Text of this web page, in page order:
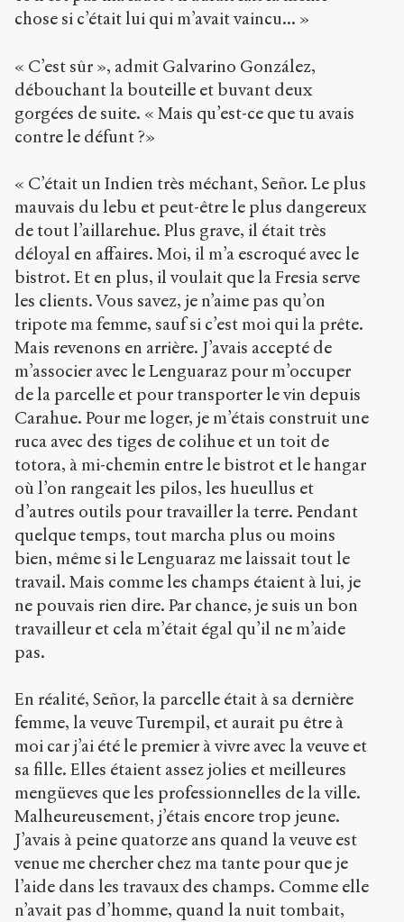
chose si c’était lui qui m’avait vaincu... »
« C’est sûr », admit Galvarino González,
débouchant la bouteille et buvant deux
gorgées de suite. « Mais qu’est-ce que tu avais
contre le défunt ?»
« C’était un Indien très méchant, Señor. Le plus
mauvais du lebu et peut-être le plus dangereux
de tout l’aillarehue. Plus grave, il était très
déloyal en affaires. Moi, il m’a escroqué avec le
bistrot. Et en plus, il voulait que la Fresia serve
les clients. Vous savez, je n’aime pas qu’on
tripote ma femme, sauf si c’est moi qui la prête.
Mais revenons en arrière. J’avais accepté de
m’associer avec le Lenguaraz pour m’occuper
de la parcelle et pour transporter le vin depuis
Carahue. Pour me loger, je m’étais construit une
ruca avec des tiges de colihue et un toit de
totora, à mi-chemin entre le bistrot et le hangar
où l’on rangeait les pilos, les hueullus et
d’autres outils pour travailler la terre. Pendant
quelque temps, tout marcha plus ou moins
bien, même si le Lenguaraz me laissait tout le
travail. Mais comme les champs étaient à lui, je
ne pouvais rien dire. Par chance, je suis un bon
travailleur et cela m’était égal qu’il ne m’aide
pas.
En réalité, Señor, la parcelle était à sa dernière
femme, la veuve Turempil, et aurait pu être à
moi car j’ai été le premier à vivre avec la veuve et
sa fille. Elles étaient assez jolies et meilleures
mengüeves que les professionnelles de la ville.
Malheureusement, j’étais encore trop jeune.
J’avais à peine quatorze ans quand la veuve est
venue me chercher chez ma tante pour que je
l’aide dans les travaux des champs. Comme elle
n’avait pas d’homme, quand la nuit tombait,